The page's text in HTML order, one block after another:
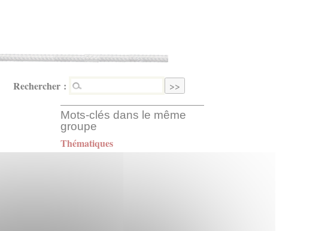
Rechercher :
Mots-clés dans le même
groupe
Thématiques